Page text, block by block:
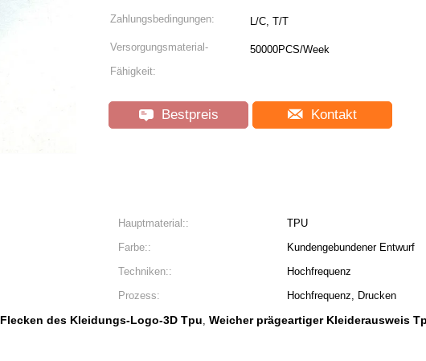
Zahlungsbedingungen: L/C, T/T
Versorgungsmaterial-
Fähigkeit:
50000PCS/Week
Bestpreis Kontakt
Hauptmaterial::
TPU
Farbe::
Kundengebundener Entwurf
Techniken::
Hochfrequenz
Prozess:
Hochfrequenz, Drucken
Flecken des Kleidungs-Logo-3D Tpu, Weicher prägeartiger Kleiderausweis